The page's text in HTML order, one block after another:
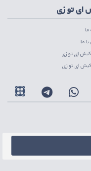
ای تو زی
ما
ما
ای تو زی
کیش ای تو زی